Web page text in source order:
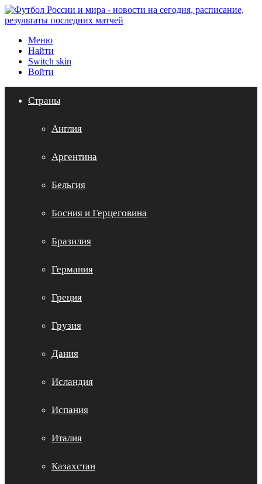
Меню
Найти
Switch skin
Войти
Страны
Англия
Аргентина
Бельгия
Босния и Герцеговина
Бразилия
Германия
Греция
Грузия
Дания
Исландия
Испания
Италия
Казахстан